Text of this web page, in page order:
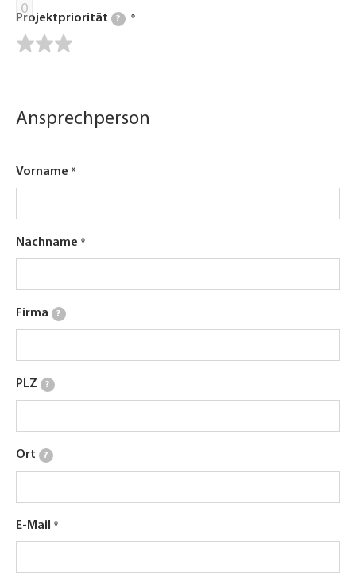
0
Projektpriorität ?
Ansprechperson
Vorname
Nachname
Firma ?
PLZ ?
Ort ?
E-Mail